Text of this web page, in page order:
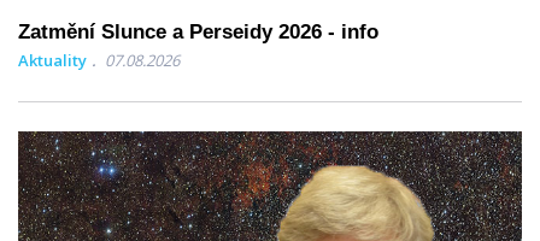
Zatmění Slunce a Perseidy 2026 - info
Aktuality 07.08.2026